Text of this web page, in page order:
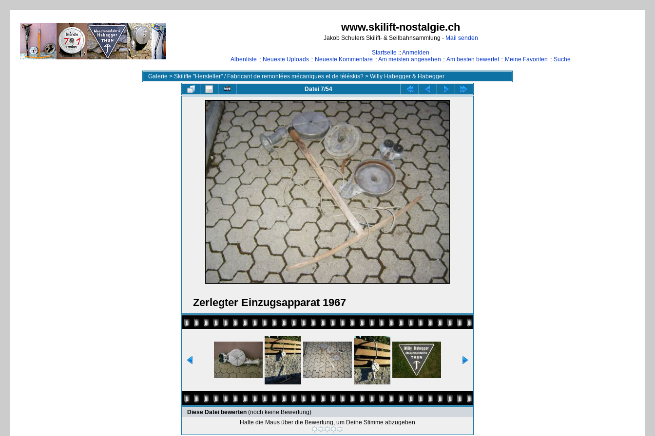
www.skilift-nostalgie.ch
Jakob Schulers Skilift- & Seilbahnsammlung - Mail senden
Startseite ::Anmelden
Albenliste :: Neueste Uploads :: Neueste Kommentare ::Am meisten angesehen ::Am besten bewertet:: Meine Favoriten :: Suche
Galerie > Skilifte "Hersteller" / Fabricant de remontées mécaniques et de téléskis? > Willy Habegger & Habegger
Datei 7/54
Zerlegter Einzugsapparat 1967
Diese Datei bewerten (noch keine Bewertung)
Halte die Maus über die Bewertung, um Deine Stimme abzugeben